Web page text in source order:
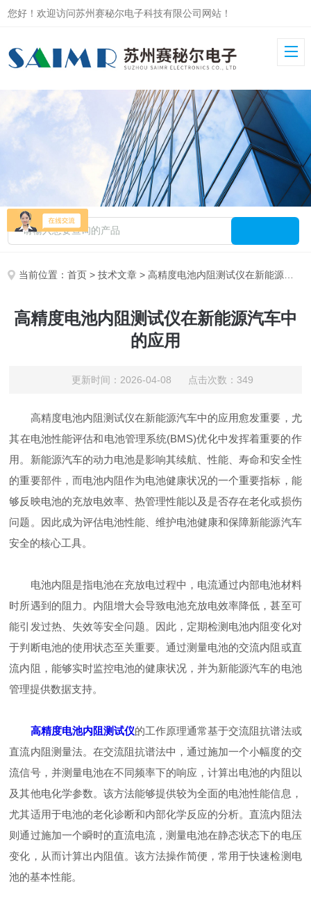
您好！欢迎访问苏州赛秘尔电子科技有限公司网站！
当前位置：首页 >技术文章 > 高精度电池内阻测试仪在新能源汽车中的应用
高精度电池内阻测试仪在新能源汽车中
的应用
更新时间：2026-04-08 点击次数：349
高精度电池内阻测试仪在新能源汽车中的应用愈发重要，尤
其在电池性能评估和电池管理系统(BMS)优化中发挥着重要的作
用。新能源汽车的动力电池是影响其续航、性能、寿命和安全性
的重要部件，而电池内阻作为电池健康状况的一个重要指标，能
够反映电池的充放电效率、热管理性能以及是否存在老化或损伤
问题。因此成为评估电池性能、维护电池健康和保障新能源汽车
安全的核心工具。
电池内阻是指电池在充放电过程中，电流通过内部电池材料
时所遇到的阻力。内阻增大会导致电池充放电效率降低，甚至可
能引发过热、失效等安全问题。因此，定期检测电池内阻变化对
于判断电池的使用状态至关重要。通过测量电池的交流内阻或直
流内阻，能够实时监控电池的健康状况，并为新能源汽车的电池
管理提供数据支持。
高精度电池内阻测试仪的工作原理通常基于交流阻抗谱法或
直流内阻测量法。在交流阻抗谱法中，通过施加一个小幅度的交
流信号，并测量电池在不同频率下的响应，计算出电池的内阻以
及其他电化学参数。该方法能够提供较为全面的电池性能信息，
尤其适用于电池的老化诊断和内部化学反应的分析。直流内阻法
则通过施加一个瞬时的直流电流，测量电池在静态状态下的电压
变化，从而计算出内阻值。该方法操作简便，常用于快速检测电
池的基本性能。